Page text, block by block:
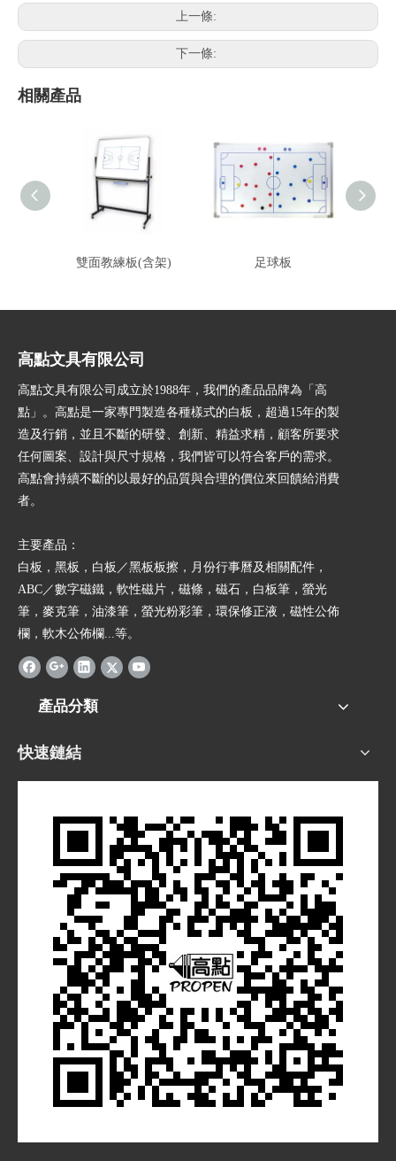
上一條:
下一條:
相關產品
雙面教練板(含架) 足球板
高點文具有限公司
高點文具有限公司成立於1988年，我們的產品品牌為「高
點」。高點是一家專門製造各種樣式的白板，超過15年的製
造及行銷，並且不斷的研發、創新、精益求精，顧客所要求
任何圖案、設計與尺寸規格，我們皆可以符合客戶的需求。
高點會持續不斷的以最好的品質與合理的價位來回饋給消費
者。
主要產品：
白板，黑板，白板／黑板板擦，月份行事曆及相關配件，
ABC／數字磁鐵，軟性磁片，磁條，磁石，白板筆，螢光
筆，麥克筆，油漆筆，螢光粉彩筆，環保修正液，磁性公佈
欄，軟木公佈欄...等。
產品分類
快速鏈結